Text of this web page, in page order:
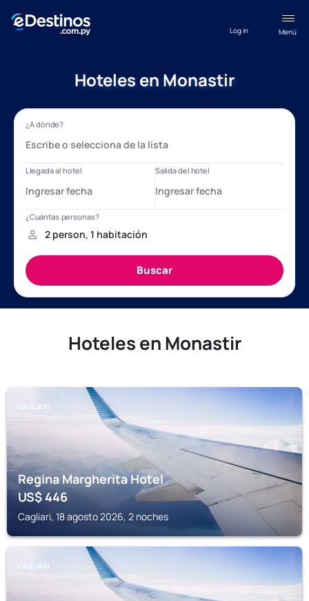
Menú
Log in
Hoteles en Monastir
Hoteles en Monastir
CAGLIARI
Regina Margherita Hotel
US$446
Cagliari, 18 agosto 2026, 2 noches
CAGLIARI